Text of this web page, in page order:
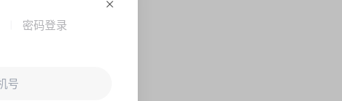
密码登录